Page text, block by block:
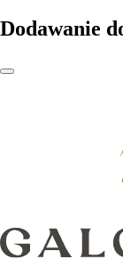
Dodawanie